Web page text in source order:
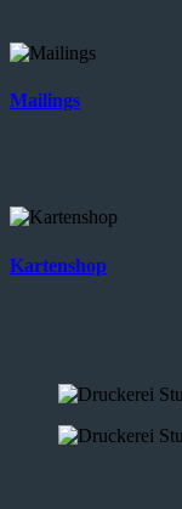
Mailings
Kartenshop